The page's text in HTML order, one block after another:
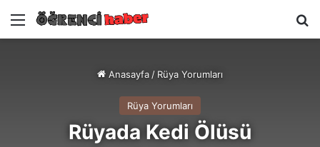
Menü
Anasayfa / Rüya Yorumları
Rüya Yorumları
Rüyada Kedi Ölüsü